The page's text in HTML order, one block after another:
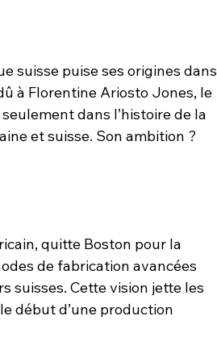
suisse puise ses origines dans
à Florentine Ariosto Jones, le
dans l’histoire de la
et suisse. Son ambition ?
quitte Boston pour la
de fabrication avancées
suisses. Cette vision jette les
début d’une production